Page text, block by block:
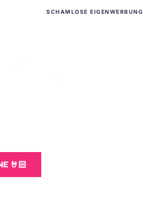
SCHAMLOSE EIGENWERBUNG
🤘🏻